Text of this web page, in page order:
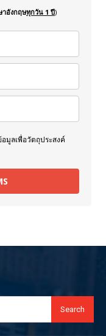
าอังกฤษทุกวัน 1 ปี)
มูลเพื่อวัตถุประสงค์
Search